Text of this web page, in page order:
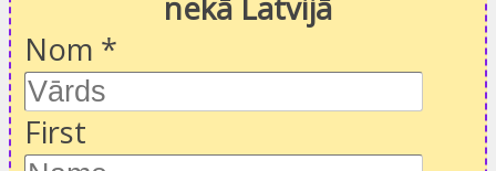
nekā Latvijā
Nom *
First